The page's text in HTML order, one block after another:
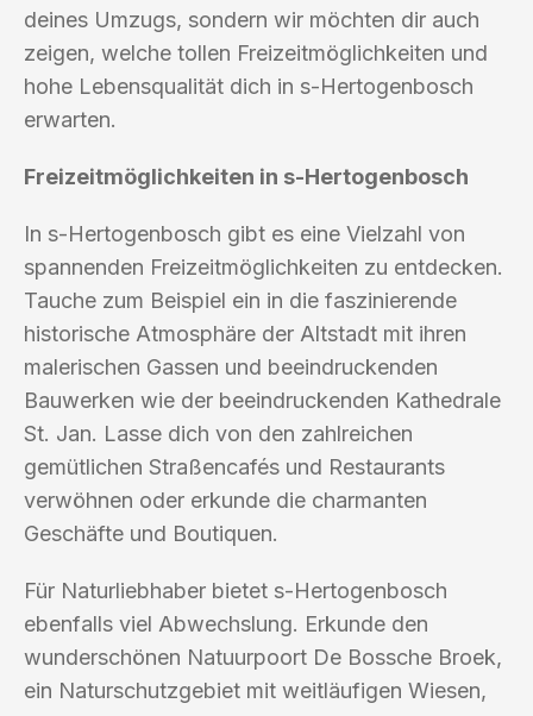
deines Umzugs, sondern wir möchten dir auch
zeigen, welche tollen Freizeitmöglichkeiten und
hohe Lebensqualität dich in s-Hertogenbosch
erwarten.
Freizeitmöglichkeiten in s-Hertogenbosch
In s-Hertogenbosch gibt es eine Vielzahl von
spannenden Freizeitmöglichkeiten zu entdecken.
Tauche zum Beispiel ein in die faszinierende
historische Atmosphäre der Altstadt mit ihren
malerischen Gassen und beeindruckenden
Bauwerken wie der beeindruckenden Kathedrale
St. Jan. Lasse dich von den zahlreichen
gemütlichen Straßencafés und Restaurants
verwöhnen oder erkunde die charmanten
Geschäfte und Boutiquen.
Für Naturliebhaber bietet s-Hertogenbosch
ebenfalls viel Abwechslung. Erkunde den
wunderschönen Natuurpoort De Bossche Broek,
ein Naturschutzgebiet mit weitläufigen Wiesen,